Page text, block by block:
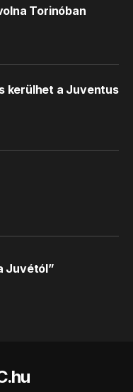
Torinóban
kerülhet a Juventus
Juvétól”